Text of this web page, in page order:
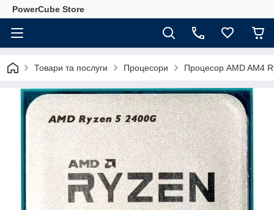
PowerCube Store
Товари та послуги Процесори Процесор AMD AM4